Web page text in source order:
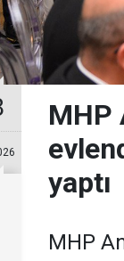
MHP
yaptı
MHP